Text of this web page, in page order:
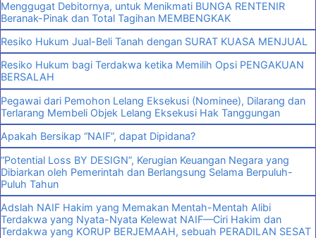
Menggugat Debitornya, untuk Menikmati BUNGA RENTENIR
Beranak-Pinak dan Total Tagihan MEMBENGKAK
Resiko Hukum Jual-Beli Tanah dengan SURAT KUASA MENJUAL
Resiko Hukum bagi Terdakwa ketika Memilih Opsi PENGAKUAN
BERSALAH
Pegawai dari Pemohon Lelang Eksekusi (Nominee), Dilarang dan
Terlarang Membeli Objek Lelang Eksekusi Hak Tanggungan
Apakah Bersikap “NAIF”, dapat Dipidana?
“Potential Loss BY DESIGN”, Kerugian Keuangan Negara yang
Dibiarkan oleh Pemerintah dan Berlangsung Selama Berpuluh-
Puluh Tahun
Adslah NAIF Hakim yang Memakan Mentah-Mentah Alibi
Terdakwa yang Nyata-Nyata Kelewat NAIF—Ciri Hakim dan
Terdakwa yang KORUP BERJEMAAH, sebuah PERADILAN SESAT